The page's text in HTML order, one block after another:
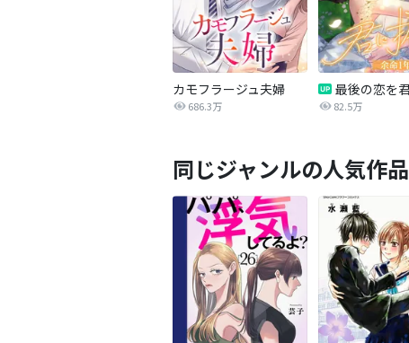
カモフラージュ夫婦
686.3万 82.5万
同じジャンルの人気作品